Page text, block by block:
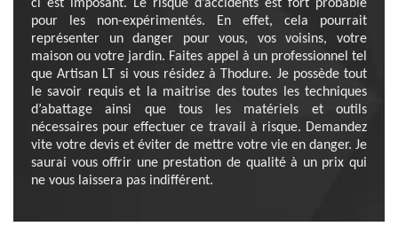
ci est imposant. Le risque d’accidents est fort probable
pour les non-expérimentés. En effet, cela pourrait
représenter un danger pour vous, vos voisins, votre
maison ou votre jardin. Faites appel à un professionnel tel
que Artisan LT si vous résidez à Thodure. Je possède tout
le savoir requis et la maitrise des toutes les techniques
d’abattage ainsi que tous les matériels et outils
nécessaires pour effectuer ce travail à risque. Demandez
vite votre devis et éviter de mettre votre vie en danger. Je
saurai vous offrir une prestation de qualité à un prix qui
ne vous laissera pas indifférent.